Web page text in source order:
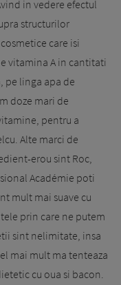
in vedere efectul
structurilor
care isi
vitamina A in cantitati
pe linga apa de
doze mari de
pentru a
Alte marci de
erou sint Roc,
Aca­dé­mie poti
mult mai suave cu
prin care ne putem
sint nelimitate, insa
mai mult ma tenteaza
cu oua si bacon.